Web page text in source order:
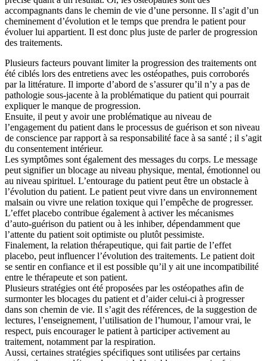
accompagnants dans le chemin de vie d’une personne. Il s’agit d’un
cheminement d’évolution et le temps que prendra le patient pour
évoluer lui appartient. Il est donc plus juste de parler de progression
des traitements.
Plusieurs facteurs pouvant limiter la progression des traitements ont
été ciblés lors des entretiens avec les ostéopathes, puis corroborés
par la littérature. Il importe d’abord de s’assurer qu’il n’y a pas de
pathologie sous-jacente à la problématique du patient qui pourrait
expliquer le manque de progression.
Ensuite, il peut y avoir une problématique au niveau de
l’engagement du patient dans le processus de guérison et son niveau
de conscience par rapport à sa responsabilité face à sa santé ; il s’agit
du consentement intérieur.
Les symptômes sont également des messages du corps. Le message
peut signifier un blocage au niveau physique, mental, émotionnel ou
au niveau spirituel. L’entourage du patient peut être un obstacle à
l’évolution du patient. Le patient peut vivre dans un environnement
malsain ou vivre une relation toxique qui l’empêche de progresser.
L’effet placebo contribue également à activer les mécanismes
d’auto-guérison du patient ou à les inhiber, dépendamment que
l’attente du patient soit optimiste ou plutôt pessimiste.
Finalement, la relation thérapeutique, qui fait partie de l’effet
placebo, peut influencer l’évolution des traitements. Le patient doit
se sentir en confiance et il est possible qu’il y ait une incompatibilité
entre le thérapeute et son patient.
Plusieurs stratégies ont été proposées par les ostéopathes afin de
surmonter les blocages du patient et d’aider celui-ci à progresser
dans son chemin de vie. Il s’agit des références, de la suggestion de
lectures, l’enseignement, l’utilisation de l’humour, l’amour vrai, le
respect, puis encourager le patient à participer activement au
traitement, notamment par la respiration.
Aussi, certaines stratégies spécifiques sont utilisées par certains